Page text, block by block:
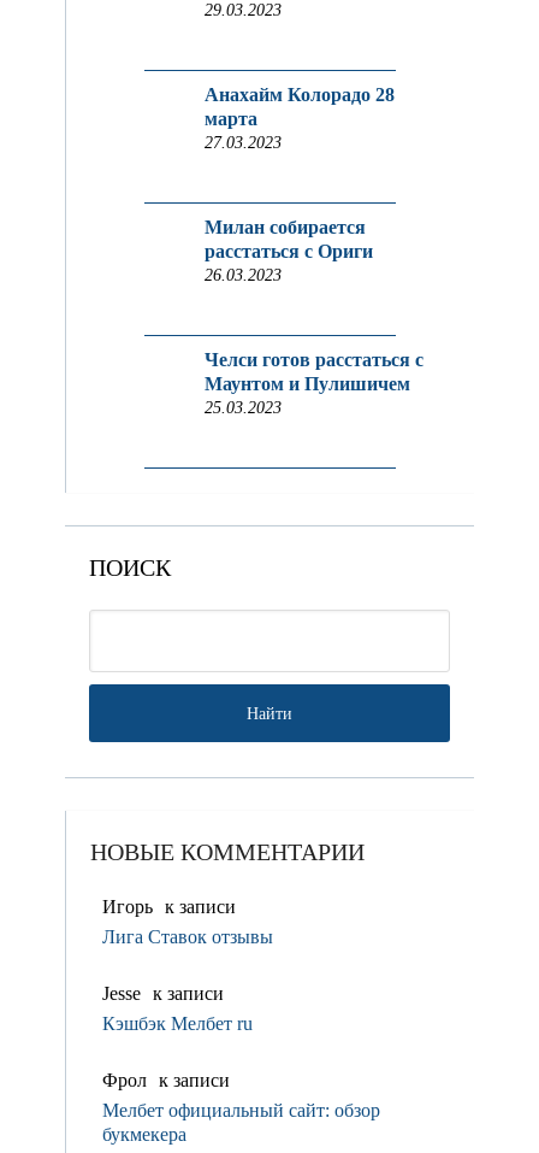
29.03.2023
Анахайм Колорадо 28
марта
27.03.2023
Милан собирается
расстаться с Ориги
26.03.2023
Челси готов расстаться с
Маунтом и Пулишичем
25.03.2023
ПОИСК
НОВЫЕ КОММЕНТАРИИ
Игорь к записи
Лига Ставок отзывы
Jesse к записи
Кэшбэк Мелбет ru
Фрол к записи
Мелбет официальный сайт: обзор
букмекера